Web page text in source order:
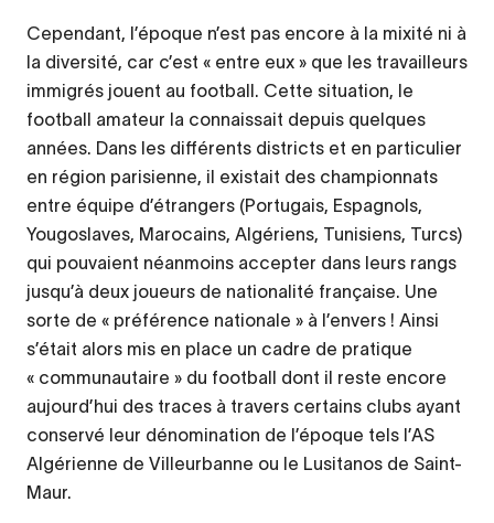
Cependant, l’époque n’est pas encore à la mixité ni à
la diversité, car c’est « entre eux » que les travailleurs
immigrés jouent au football. Cette situation, le
football amateur la connaissait depuis quelques
années. Dans les différents districts et en particulier
en région parisienne, il existait des championnats
entre équipe d’étrangers (Portugais, Espagnols,
Yougoslaves, Marocains, Algériens, Tunisiens, Turcs)
qui pouvaient néanmoins accepter dans leurs rangs
jusqu’à deux joueurs de nationalité française. Une
sorte de « préférence nationale » à l’envers ! Ainsi
s’était alors mis en place un cadre de pratique
« communautaire » du football dont il reste encore
aujourd’hui des traces à travers certains clubs ayant
conservé leur dénomination de l’époque tels l’AS
Algérienne de Villeurbanne ou le Lusitanos de Saint-
Maur.